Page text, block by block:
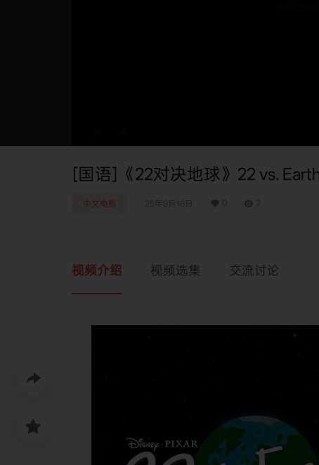
[国语]《22对决地球》22 vs.
中文电影 25年9月16日 2
视频介绍 视频选集 交流讨论